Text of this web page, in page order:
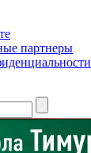
партнеры